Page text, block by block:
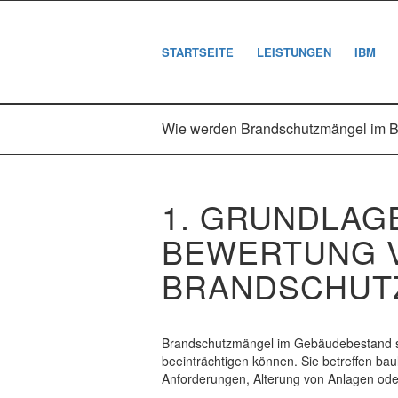
STARTSEITE LEISTUNGEN IBM
Wie werden Brandschutzmängel im
1.
BEWERTUNG
Brandschutzmängel im
beeinträchtigen können. Sie betreffen
Anforderungen, Alterung von Anlagen